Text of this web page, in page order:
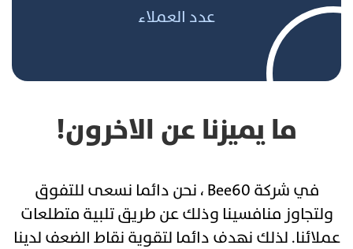
عدد العملاء
ما يميزنا عن الاخرون!
في شركة Bee60 ، نحن دائما نسعى للتفوق
ولتجاوز منافسينا وذلك عن طريق تلبية متطلعات
عملائنا. لذلك نهدف دائما لتقوية نقاط الضعف لدينا